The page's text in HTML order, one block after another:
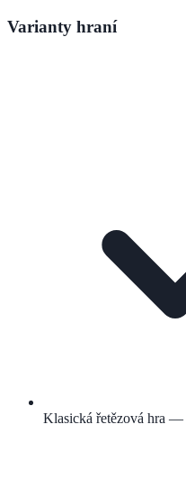
Varianty hraní
Klasická řetězová hra —